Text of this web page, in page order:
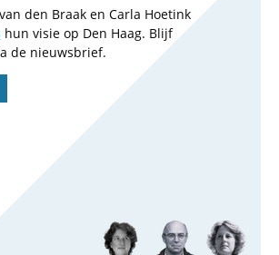
den Braak en Carla Hoetink
hun visie op Den Haag. Blijf
de nieuwsbrief.